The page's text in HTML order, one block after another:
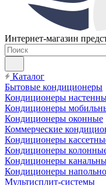
Интернет-магазин
Каталог
Бытовые кондиционеры
Кондиционеры
Кондиционеры
Кондиционеры оконные
Коммерческие
Кондиционеры
Кондиционеры
Кондиционеры
Кондиционеры
Мультисплит-системы